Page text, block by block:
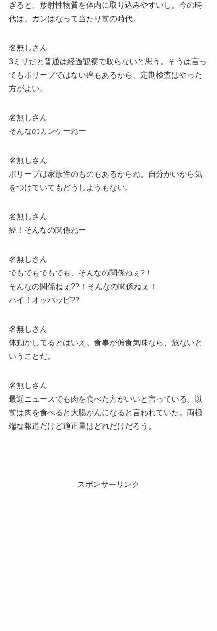
ぎると、放射性物質を体内に取り込みやすいし。今の時
代は、ガンはなって当たり前の時代。
名無しさん
3ミリだと普通は経過観察で取らないと思う。そうは言っ
てもポリープではない癌もあるから、定期検査はやった
方がよい。
名無しさん
そんなのカンケーねー
名無しさん
ポリープは家族性のものもあるからね。自分がいから気
をつけていてもどうしようもない。
名無しさん
癌！そんなの関係ねー
名無しさん
でもでもでもでも、そんなの関係ねぇ?！
そんなの関係ねぇ??！そんなの関係ねぇ！
ハイ！オッパッピ??
名無しさん
体動かしてるとはいえ、食事が偏食気味なら、危ないと
いうことだ。
名無しさん
最近ニュースでも肉を食べた方がいいと言っている。以
前は肉を食べると大腸がんになると言われていた。両極
端な報道だけど適正量はどれだけだろう。
スポンサーリンク